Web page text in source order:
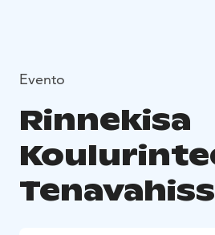
Evento
Rinnekisa